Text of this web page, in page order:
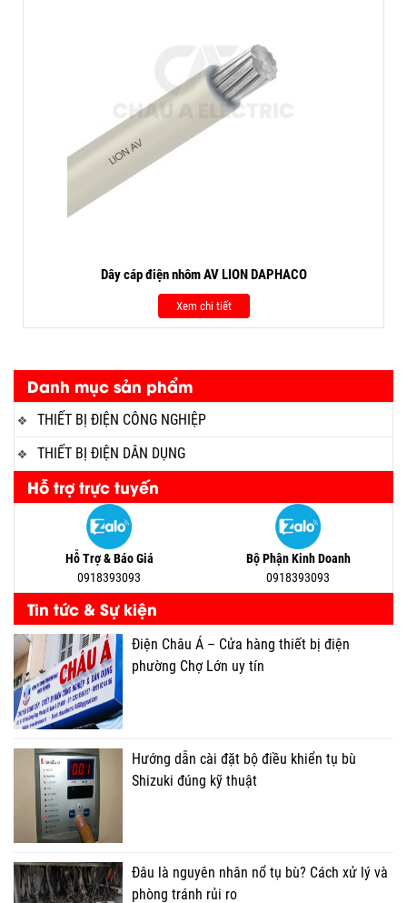
Danh mục sản phẩm
THIẾT BỊ ĐIỆN CÔNG NGHIỆP
THIẾT BỊ ĐIỆN DÂN DỤNG
Hỗ trợ trực tuyến
Hỗ Trợ & Báo Giá
0918393093
Bộ Phận Kinh Doanh
0918393093
Tin tức & Sự kiện
Điện Châu Á – Cửa hàng thiết bị điện
phường Chợ Lớn uy tín
Hướng dẫn cài đặt bộ điều khiển tụ bù
Shizuki đúng kỹ thuật
Đâu là nguyên nhân nổ tụ bù? Cách xử lý và
phòng tránh rủi ro
Dây cáp điện nhôm AV LION DAPHACO
Xem chi tiết